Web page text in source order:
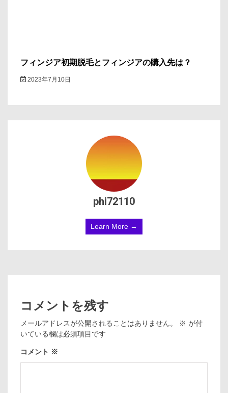
フィンジア初期脱毛とフィンジアの購入先は？
2023年7月10日
phi72110
Learn More →
コメントを残す
メールアドレスが公開されることはありません。 ※ が付
いている欄は必須項目です
コメント ※